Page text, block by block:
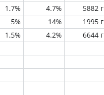
1.7% 4.7%
5882 г
5% 14%
1995 г
1.5% 4.2% 6644 г